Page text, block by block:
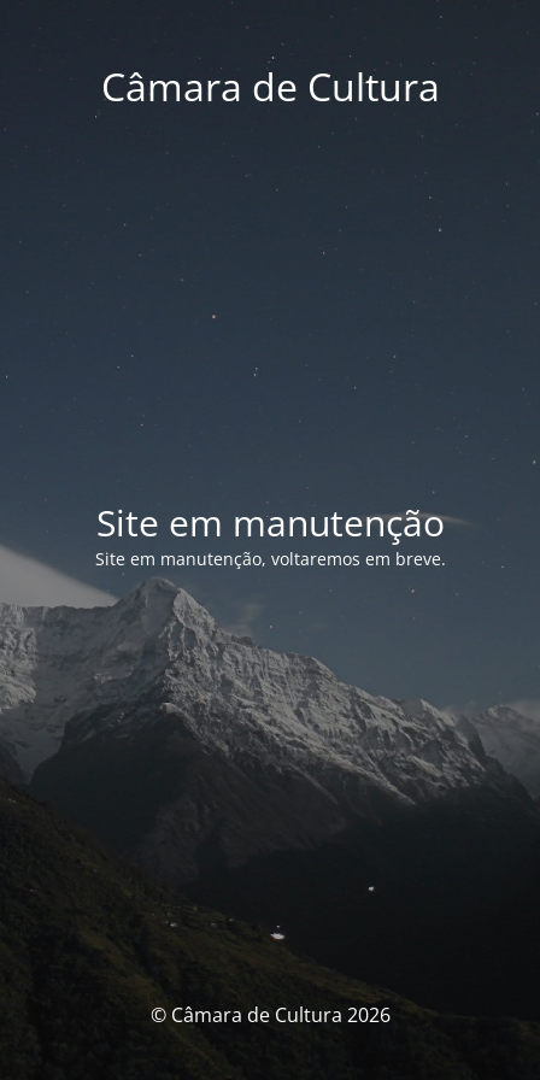
Câmara de Cultura
Site em manutenção
Site em manutenção, voltaremos em breve.
© Câmara de Cultura 2026